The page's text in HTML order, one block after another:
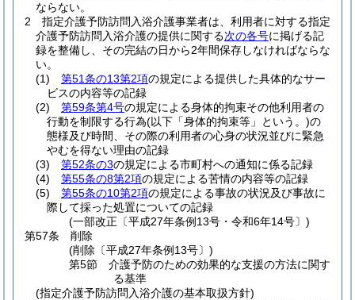
ならない。
2
指定介護予防訪問入浴介護事業者は、利用者に対する指定
介護予防訪問入浴介護の提供に関する次の各号に掲げる記
録を整備し、その完結の日から2年間保存しなければならな
い。
(1)
第51条の13第2項の規定による提供した具体的なサー
ビスの内容等の記録
(2)
第59条第4号の規定による身体的拘束その他利用者の
行動を制限する行為(以下「身体的拘束等」という。)の
態様及び時間、その際の利用者の心身の状況並びに緊急
やむを得ない理由の記録
(3)
第52条の3の規定による市町村への通知に係る記録
(4)
第55条の8第2項の規定による苦情の内容等の記録
(5)
第55条の10第2項の規定による事故の状況及び事故に
際して採った処置についての記録
(一部改正〔平成27年条例13号・令和6年14号〕)
第57条
削除
(削除〔平成27年条例13号〕)
第5節
介護予防のための効果的な支援の方法に関す
る基準
(指定介護予防訪問入浴介護の基本取扱方針)